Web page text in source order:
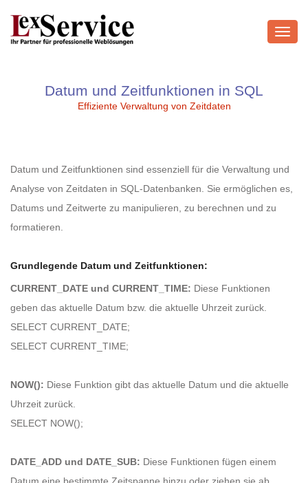
Datum und Zeitfunktionen in SQL
Effiziente Verwaltung von Zeitdaten
Datum und Zeitfunktionen sind essenziell für die Verwaltung und
Analyse von Zeitdaten in SQL-Datenbanken. Sie ermöglichen es,
Datums und Zeitwerte zu manipulieren, zu berechnen und zu
formatieren.
Grundlegende Datum und Zeitfunktionen:
CURRENT_DATE und CURRENT_TIME: Diese Funktionen
geben das aktuelle Datum bzw. die aktuelle Uhrzeit zurück.
SELECT CURRENT_DATE;
SELECT CURRENT_TIME;
NOW(): Diese Funktion gibt das aktuelle Datum und die aktuelle
Uhrzeit zurück.
SELECT NOW();
DATE_ADD und DATE_SUB: Diese Funktionen fügen einem